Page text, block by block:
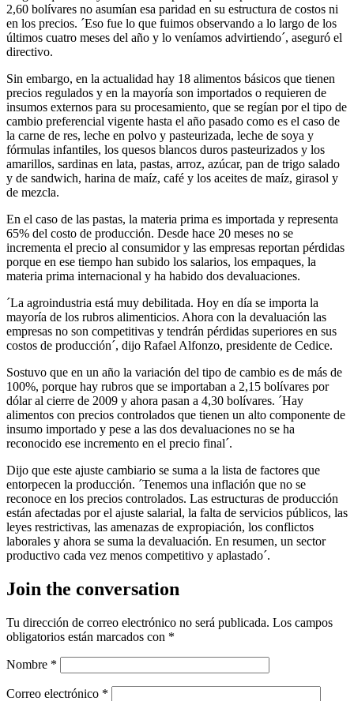
2,60 bolívares no asumían esa paridad en su estructura de costos ni
en los precios. ´Eso fue lo que fuimos observando a lo largo de los
últimos cuatro meses del año y lo veníamos advirtiendo´, aseguró el
directivo.
Sin embargo, en la actualidad hay 18 alimentos básicos que tienen
precios regulados y en la mayoría son importados o requieren de
insumos externos para su procesamiento, que se regían por el tipo de
cambio preferencial vigente hasta el año pasado como es el caso de
la carne de res, leche en polvo y pasteurizada, leche de soya y
fórmulas infantiles, los quesos blancos duros pasteurizados y los
amarillos, sardinas en lata, pastas, arroz, azúcar, pan de trigo salado
y de sandwich, harina de maíz, café y los aceites de maíz, girasol y
de mezcla.
En el caso de las pastas, la materia prima es importada y representa
65% del costo de producción. Desde hace 20 meses no se
incrementa el precio al consumidor y las empresas reportan pérdidas
porque en ese tiempo han subido los salarios, los empaques, la
materia prima internacional y ha habido dos devaluaciones.
´La agroindustria está muy debilitada. Hoy en día se importa la
mayoría de los rubros alimenticios. Ahora con la devaluación las
empresas no son competitivas y tendrán pérdidas superiores en sus
costos de producción´, dijo Rafael Alfonzo, presidente de Cedice.
Sostuvo que en un año la variación del tipo de cambio es de más de
100%, porque hay rubros que se importaban a 2,15 bolívares por
dólar al cierre de 2009 y ahora pasan a 4,30 bolívares. ´Hay
alimentos con precios controlados que tienen un alto componente de
insumo importado y pese a las dos devaluaciones no se ha
reconocido ese incremento en el precio final´.
Dijo que este ajuste cambiario se suma a la lista de factores que
entorpecen la producción. ´Tenemos una inflación que no se
reconoce en los precios controlados. Las estructuras de producción
están afectadas por el ajuste salarial, la falta de servicios públicos, las
leyes restrictivas, las amenazas de expropiación, los conflictos
laborales y ahora se suma la devaluación. En resumen, un sector
productivo cada vez menos competitivo y aplastado´.
Join the conversation
Tu dirección de correo electrónico no será publicada. Los campos
obligatorios están marcados con *
Nombre *
Correo electrónico *